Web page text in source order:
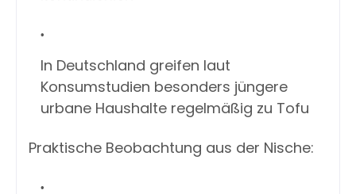
In Deutschland greifen laut
Konsumstudien besonders jüngere
urbane Haushalte regelmäßig zu Tofu
Praktische Beobachtung aus der Nische: